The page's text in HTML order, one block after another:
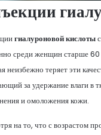
гиалуроновой кислоты
среди женщин старше 60
неизбежно теряет эти
за удержание влаги в
и омоложения кожи.
на то, что с возрастом